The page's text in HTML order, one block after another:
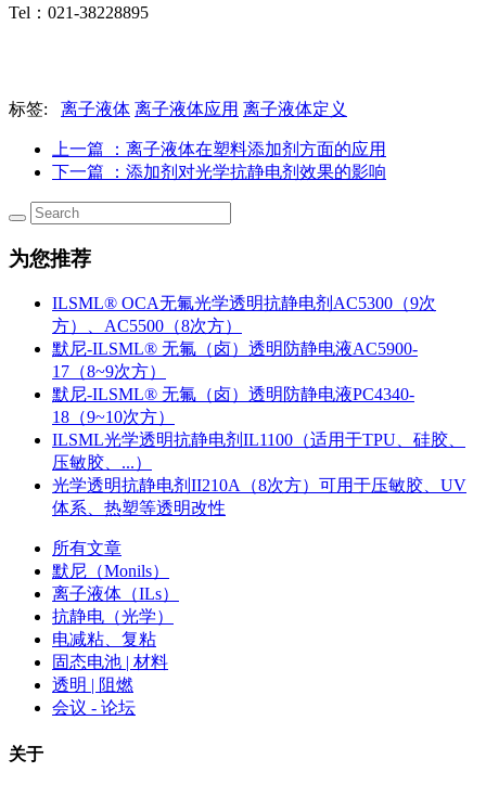
Tel：021-38228895
标签: 离子液体 离子液体应用 离子液体定义
上一篇
：离子液体在塑料添加剂方面的应用
下一篇
：添加剂对光学抗静电剂效果的影响
为您推荐
ILSML® OCA无氟光学透明抗静电剂AC5300（9次
方）、AC5500（8次方）
默尼-ILSML® 无氟（卤）透明防静电液AC5900-
17（8~9次方）
默尼-ILSML® 无氟（卤）透明防静电液PC4340-
18（9~10次方）
ILSML光学透明抗静电剂IL1100（适用于TPU、硅胶、
压敏胶、...）
光学透明抗静电剂II210A（8次方）可用于压敏胶、UV
体系、热塑等透明改性
所有文章
默尼（Monils）
离子液体（ILs）
抗静电（光学）
电减粘、复粘
固态电池 | 材料
透明 | 阻燃
会议 - 论坛
关于